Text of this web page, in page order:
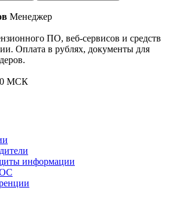
Менеджер
ПО, веб-сервисов и средств
Оплата в рублях, документы для
МСК
информации
ОС